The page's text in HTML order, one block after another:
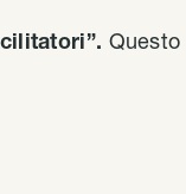
Questo